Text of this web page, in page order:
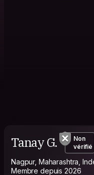
Tanay G.
Non
vérifié
Nagpur, Maharashtra,
Membre depuis 2026